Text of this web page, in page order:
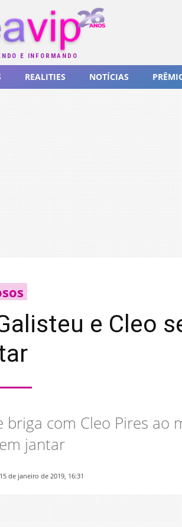
E INFORMANDO
REALITIES NOTÍCIAS
e Cleo
com Cleo Pires ao
jantar
15 de janeiro de 2019, 16:31